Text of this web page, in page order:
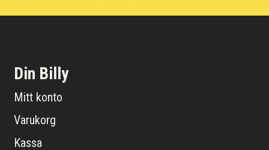
Din Billy
Mitt konto
Varukorg
Kassa